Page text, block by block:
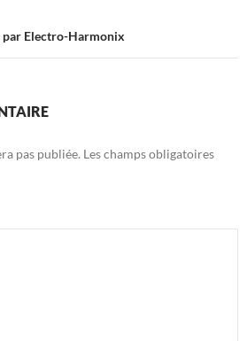
par Electro-Harmonix
pas publiée. Les champs obligatoires